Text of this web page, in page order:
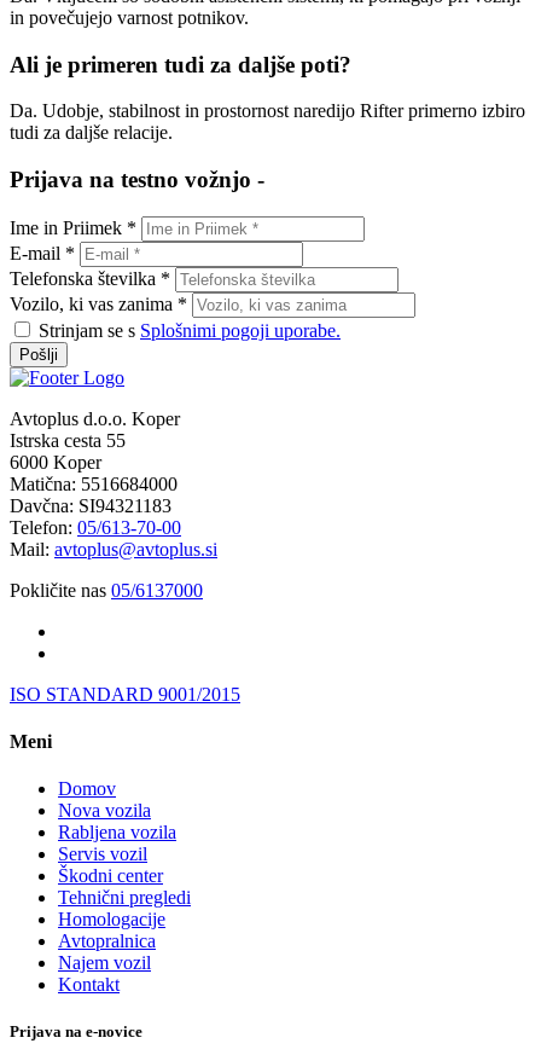
in povečujejo varnost potnikov.
Ali je primeren tudi za daljše poti?
Da. Udobje, stabilnost in prostornost naredijo Rifter primerno izbiro
tudi za daljše relacije.
Prijava na testno vožnjo -
Ime in Priimek *
E-mail *
Telefonska številka *
Vozilo, ki vas zanima *
Strinjam se s Splošnimi pogoji uporabe.
Pošlji
Avtoplus d.o.o. Koper
Istrska cesta 55
6000 Koper
Matična: 5516684000
Davčna: SI94321183
Telefon: 05/613-70-00
Mail: avtoplus@avtoplus.si
Pokličite nas 05/6137000
ISO STANDARD 9001/2015
Meni
Domov
Nova vozila
Rabljena vozila
Servis vozil
Škodni center
Tehnični pregledi
Homologacije
Avtopralnica
Najem vozil
Kontakt
Prijava na e-novice